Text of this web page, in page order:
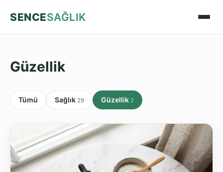
SENCESAĞLIK
Güzellik
Tümü Sağlık 29 Güzellik 2